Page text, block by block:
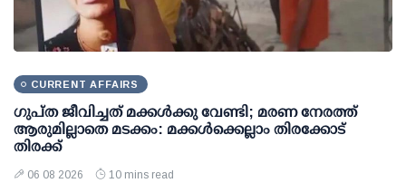
CURRENT AFFAIRS
ഗുപ്ത ജീവിച്ചത് മക്കള്‍ക്കു വേണ്ടി; മരണ നേരത്ത്
ആരുമില്ലാതെ മടക്കം: മക്കള്‍ക്കെല്ലാം തിരക്കോട്
തിരക്ക്
06 08 2026 10 mins read